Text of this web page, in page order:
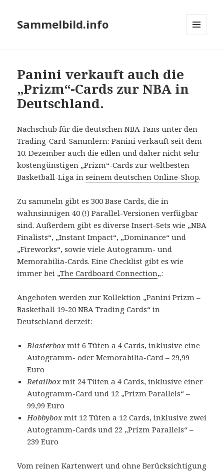
Sammelbild.info
Panini verkauft auch die
„Prizm“-Cards zur NBA in
Deutschland.
Nachschub für die deutschen NBA-Fans unter den
Trading-Card-Sammlern: Panini verkauft seit dem
10. Dezember auch die edlen und daher nicht sehr
kostengünstigen „Prizm“-Cards zur weltbesten
Basketball-Liga inseinem deutschen Online-Shop.
Zu sammeln gibt es 300 Base Cards, die in
wahnsinnigen 40 (!) Parallel-Versionen verfügbar
sind. Außerdem gibt es diverse Insert-Sets wie „NBA
Finalists“, „Instant Impact“, „Dominance“ und
„Fireworks“, sowie viele Autogramm- und
Memorabilia-Cards. Eine Checklist gibt es wie
immer bei „The Cardboard Connection„:
Angeboten werden zur Kollektion „Panini Prizm –
Basketball 19-20 NBA Trading Cards“ in
Deutschland derzeit:
Blasterboxmit 6 Tüten a 4 Cards, inklusive eine
Autogramm- oder Memorabilia-Card – 29,99
Euro
Retailboxmit 24 Tüten a 4 Cards, inklusive einer
Autogramm-Card und 12 „Prizm Parallels“ –
99,99 Euro
Hobbyboxmit 12 Tüten a 12 Cards, inklusive zwei
Autogramm-Cards und 22 „Prizm Parallels“ –
239 Euro
Vom reinen Kartenwert und ohne Berücksichtigung